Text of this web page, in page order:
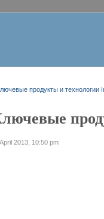
продукты и технологии
2013, 10:50 pm